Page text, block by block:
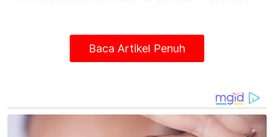
perancangan dasar yang lebih berkesan.
Baca Artikel Penuh